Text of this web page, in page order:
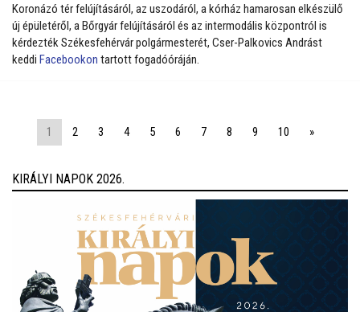
Koronázó tér felújításáról, az uszodáról, a kórház hamarosan elkészülő
új épületéről, a Bőrgyár felújításáról és az intermodális központról is
kérdezték Székesfehérvár polgármesterét, Cser-Palkovics Andrást
keddi Facebookon tartott fogadóóráján.
1 2 3 4 5 6 7 8 9 10 »
KIRÁLYI NAPOK 2026.